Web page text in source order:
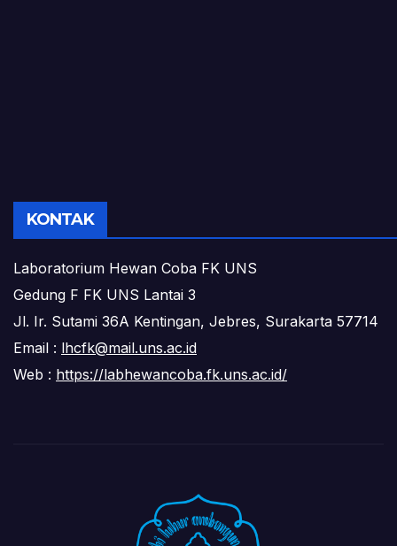
KONTAK
Laboratorium Hewan Coba FK UNS
Gedung F FK UNS Lantai 3
Jl. Ir. Sutami 36A Kentingan, Jebres, Surakarta 57714
Email : lhcfk@mail.uns.ac.id
Web : https://labhewancoba.fk.uns.ac.id/